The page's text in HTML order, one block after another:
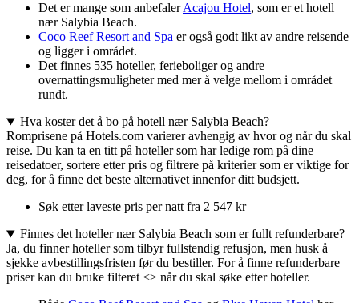
Det er mange som anbefalerAcajou Hotel, som er et hotell
nær Salybia Beach.
Coco Reef Resort and Spa er også godt likt av andre reisende
og ligger i området.
Det finnes 535 hoteller, ferieboliger og andre
overnattingsmuligheter med mer å velge mellom i området
rundt.
Hva koster det å bo på hotell nær Salybia Beach?
Romprisene på Hotels.com varierer avhengig av hvor og når du skal
reise. Du kan ta en titt på hoteller som har ledige rom på dine
reisedatoer, sortere etter pris og filtrere på kriterier som er viktige for
deg, for å finne det beste alternativet innenfor ditt budsjett.
Søk etter laveste pris per natt fra 2 547 kr
Finnes det hoteller nær Salybia Beach som er fullt refunderbare?
Ja, du finner hoteller som tilbyr fullstendig refusjon, men husk å
sjekke avbestillingsfristen før du bestiller. For å finne refunderbare
priser kan du bruke filteret <> når du skal søke etter hoteller.